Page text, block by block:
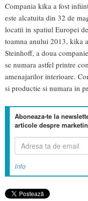
Compania kika a fost
este alcatuita din 32 de
locatii in spatiul Europei
toamna anului 2013, kika
Steinhoff, a doua
se numara astfel printre
amenajarilor interioare.
si productie si numara in
Aboneaza-te la
articole despre
Info